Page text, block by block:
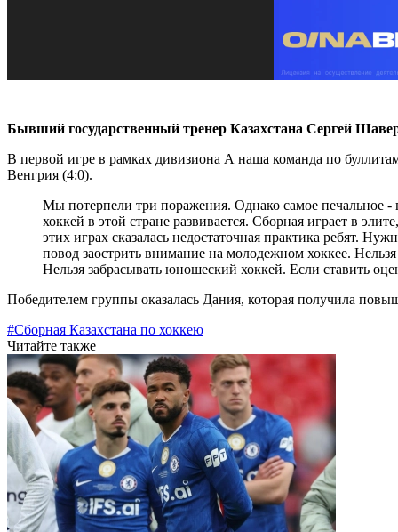
Бывший государственный тренер Казахстана Сергей
В первой игре в рамках дивизиона А наша команда по
Венгрия (4:0).
Мы потерпели три поражения. Однако самое
хоккей в этой стране развивается. Сборная играет в
этих играх сказалась недостаточная практика ребят.
повод заострить внимание на молодежном хоккее.
Нельзя забрасывать юношеский хоккей. Если ставить
Победителем группы оказалась Дания, которая получила
#Сборная Казахстана по хоккею
Читайте также